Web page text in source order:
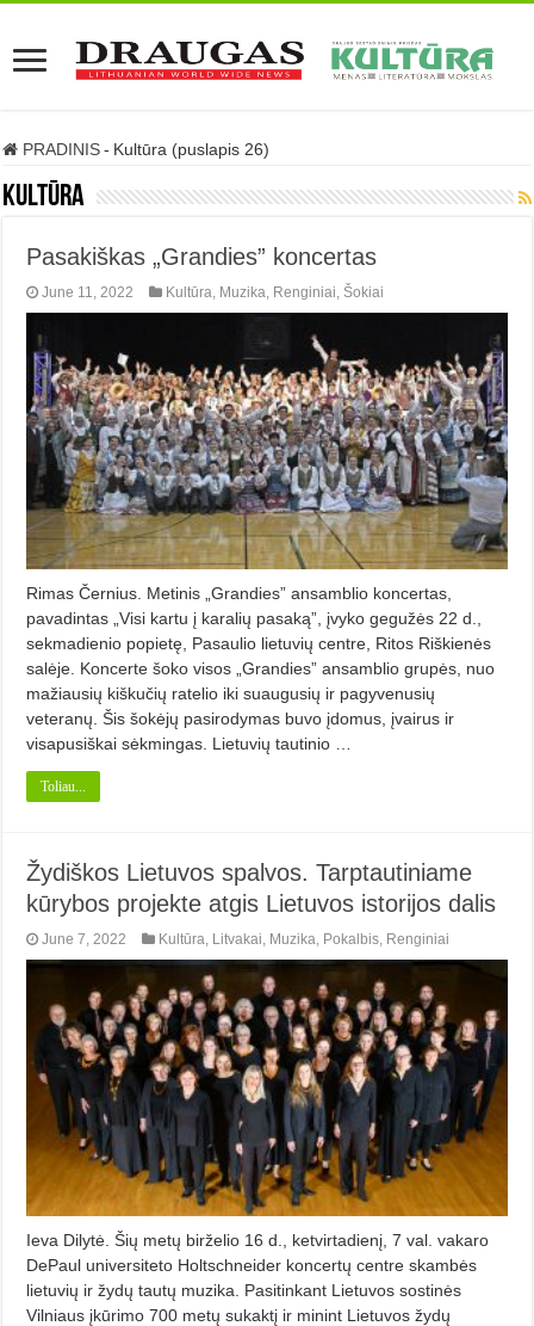
PRADINIS - Kultūra (puslapis 26)
Kultūra
Pasakiškas „Grandies” koncertas
June 11, 2022 Kultūra, Muzika, Renginiai, Šokiai
Rimas Černius. Metinis „Grandies” ansamblio koncertas,
pavadintas „Visi kartu į ka­ralių pasaką”, įvyko gegužės 22 d.,
sekmadienio popietę, Pasaulio lietuvių centre, Ritos Riškienės
salėje. Koncerte šoko visos „Grandies” ansamblio grupės, nuo
mažiausių kiškučių ratelio iki suaugusių ir pagyvenusių
veteranų. Šis šokėjų pasirodymas buvo įdomus, įvairus ir
visapusiškai sėkmingas. Lietuvių tautinio …
Toliau...
Žydiškos Lietuvos spalvos. Tarptautiniame
kūrybos projekte atgis Lietuvos istorijos dalis
June 7, 2022 Kultūra Litvakai Muzika Pokalbis Renginiai
Ieva Dilytė. Šių metų birželio 16 d., ketvirtadienį, 7 val. vakaro
DePaul universiteto Holtschneider koncertų centre skambės
lietuvių ir žydų tautų muzika. Pasitinkant Lietuvos sostinės
Vilniaus įkūrimo 700 metų sukaktį ir minint Lietuvos žydų